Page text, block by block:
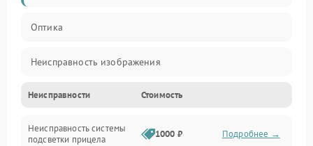
Оптика
Неисправность изображения
Механические повреждения
Неисправность фокусировки и оптики
Неисправности Стоимость
Неисправность системы
подсветки прицела
1000 ₽ Подробнее →